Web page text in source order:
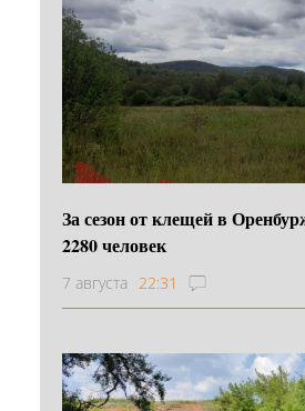
За сезон от клещей в
2280 человек
7 августа 22:31